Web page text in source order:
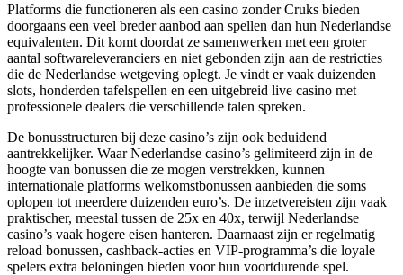
Platforms die functioneren als een casino zonder Cruks bieden
doorgaans een veel breder aanbod aan spellen dan hun Nederlandse
equivalenten. Dit komt doordat ze samenwerken met een groter
aantal softwareleveranciers en niet gebonden zijn aan de restricties
die de Nederlandse wetgeving oplegt. Je vindt er vaak duizenden
slots, honderden tafelspellen en een uitgebreid live casino met
professionele dealers die verschillende talen spreken.
De bonusstructuren bij deze casino’s zijn ook beduidend
aantrekkelijker. Waar Nederlandse casino’s gelimiteerd zijn in de
hoogte van bonussen die ze mogen verstrekken, kunnen
internationale platforms welkomstbonussen aanbieden die soms
oplopen tot meerdere duizenden euro’s. De inzetvereisten zijn vaak
praktischer, meestal tussen de 25x en 40x, terwijl Nederlandse
casino’s vaak hogere eisen hanteren. Daarnaast zijn er regelmatig
reload bonussen, cashback-acties en VIP-programma’s die loyale
spelers extra beloningen bieden voor hun voortdurende spel.